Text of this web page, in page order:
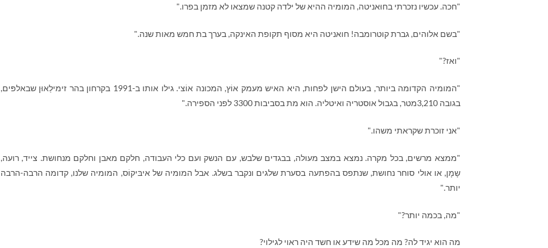
"חכה. עכשיו נזכרתי בחוּאניטה, המומיה ההיא של ילדה קטנה שמצאו לא מזמן בפרו."
"בשם אלוהים, גברת קוטרומבה! חואניטה היא מסוף תקופת האינקה, בערך בת חמש מאות שנה."
"ואז?"
"המומיה הקדומה ביותר, בעולם הישן לפחות, היא האיש מעמק אוֹץ, המכונה אוֹצי. גילו אותו ב-1991 בקרחון בהר זימילַאוּן שבאלפּים,
בגובה 3,210מטר, בגבול אוסטריה ואיטליה. הוא מת בסביבות 3300 לפני הספירה."
"אני זוכרת שקראתי משהו."
"ממצא מרשים, בכל מקרה. נמצא במצב מעולה, בבגדים שלבש, עם הנשק ועם כלי העבודה, חלקם מאבן וחלקם מנחושת. צייד, רועה,
שָמָן, או אולי סוחר נחושת, שנתפס בהפתעה בסערת שלגים ונקבר בשלג. אבל המומיה של איבּיקוֹס, המומיה שלנו, קדומה הרבה-הרבה
יותר."
"מה, בכמה יותר?"
מה הוא יגיד לה? מה מכל מה שידע או חשד היה ראוי לגילוי?